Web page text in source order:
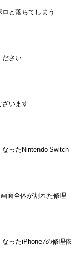
と落ちてしまう
ださい
ざいます
ったNintendo Switch
面全体が割れた修理
ったiPhone7の修理依